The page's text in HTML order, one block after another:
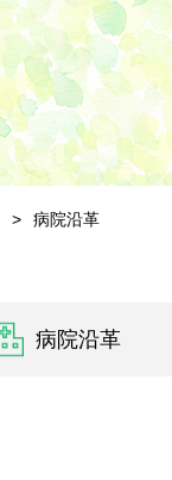
> 病院沿革
病院沿革